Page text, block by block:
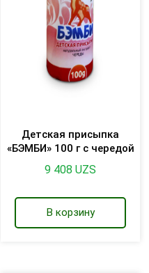
Детская присыпка
«БЭМБИ» 100 г с чередой
9 408UZS
В корзину